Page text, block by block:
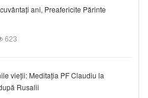
ani, Preafericite Părinte
623
vieții: Meditația PF Claudiu la
Rusalii